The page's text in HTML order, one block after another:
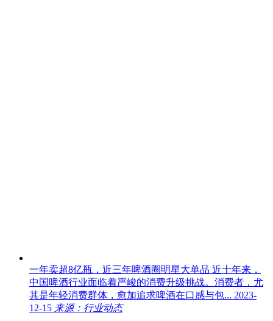
一年卖超8亿瓶，近三年啤酒圈明星大单品 近十年来，
中国啤酒行业面临着严峻的消费升级挑战。消费者，尤
其是年轻消费群体，愈加追求啤酒在口感与包... 2023-
12-15 来源：行业动态